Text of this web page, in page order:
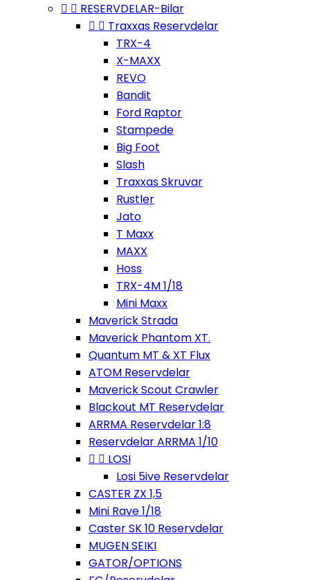
  RESERVDELAR-Bilar
  Traxxas Reservdelar
TRX-4
X-MAXX
REVO
Bandit
Ford Raptor
Stampede
Big Foot
Slash
Traxxas Skruvar
Rustler
Jato
T Maxx
MAXX
Hoss
TRX-4M 1/18
Mini Maxx
Maverick Strada
Maverick Phantom XT.
Quantum MT & XT Flux
ATOM Reservdelar
Maverick Scout Crawler
Blackout MT Reservdelar
ARRMA Reservdelar 1:8
Reservdelar ARRMA 1/10
  LOSI
Losi 5ive Reservdelar
CASTER ZX 1,5
Mini Rave 1/18
Caster SK 10 Reservdelar
MUGEN SEIKI
GATOR/OPTIONS